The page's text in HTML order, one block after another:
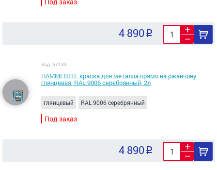
4 890
Код: 67133
HAMMERITE краска для металла прямо на ржавчину
глянцевая, RAL 9006 серебрянный, 2л
глянцевый RAL 9006 серебрянный
Под заказ
4 890